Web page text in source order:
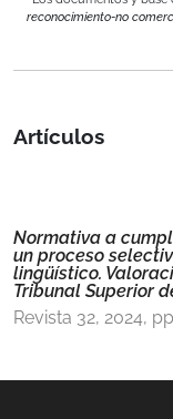
reconocimiento-no
Artículos
Normativa a
un proceso
lingüístico.
Tribunal Superior
Revista 32, 2024,